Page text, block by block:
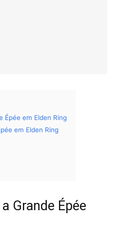
Épée em Elden Ring
em Elden Ring
Grande Épée